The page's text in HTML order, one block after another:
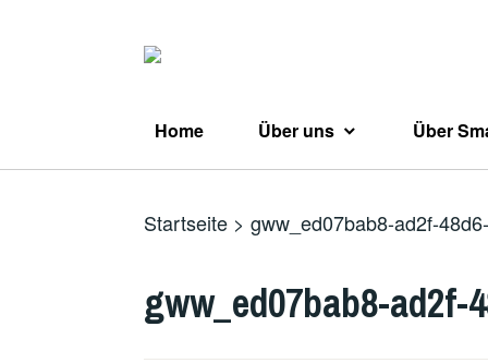
Home
Über uns Über
Startseite > gww_ed07bab8-ad2f-
gww_ed07bab8-ad2f-